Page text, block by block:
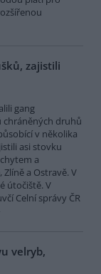
zajistili
gang
chráněných druhů
v několika
asi stovku
a
a Ostravě. V
útočiště. V
Celní správy ČR
velryb,